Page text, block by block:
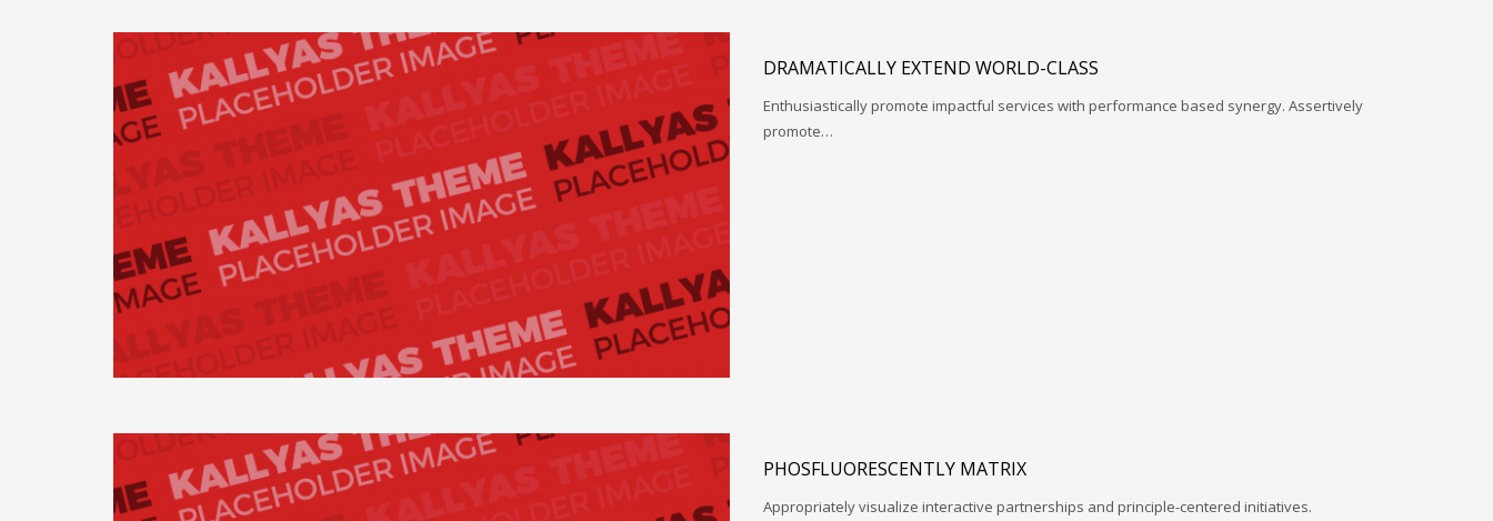
DRAMATICALLY EXTEND WORLD-CLASS
Enthusiastically promote impactful services with performance based synergy. Assertively
promote…
PHOSFLUORESCENTLY MATRIX
Appropriately visualize interactive partnerships and principle-centered initiatives.